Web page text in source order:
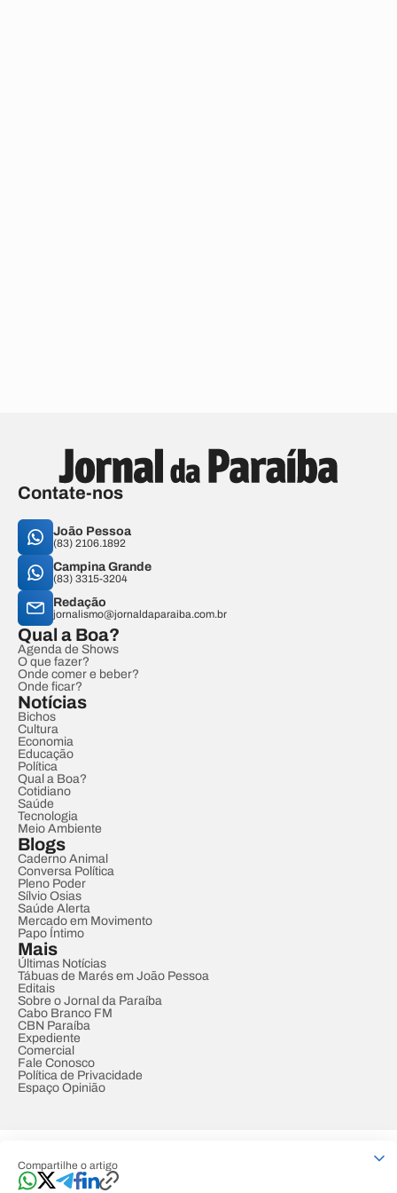
Compartilhe o artigo
Contate-nos
João Pessoa
(83) 2106.1892
Campina Grande
(83) 3315-3204
Redação
jornalismo@jornaldaparaiba.com.br
Qual a Boa?
Agenda de Shows
O que fazer?
Onde comer e beber?
Onde ficar?
Notícias
Bichos
Cultura
Economia
Educação
Política
Qual a Boa?
Cotidiano
Saúde
Tecnologia
Meio Ambiente
Blogs
Caderno Animal
Conversa Política
Pleno Poder
Sílvio Osias
Saúde Alerta
Mercado em Movimento
Papo Íntimo
Mais
Últimas Notícias
Tábuas de Marés em João Pessoa
Editais
Sobre o Jornal da Paraíba
Cabo Branco FM
CBN Paraíba
Expediente
Comercial
Fale Conosco
Política de Privacidade
Espaço Opinião
Developed by Designed by